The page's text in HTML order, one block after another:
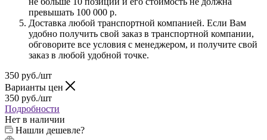
превышать 100 000 р.
Доставка любой транспортной компанией. Если Вам
удобно получить свой заказ в транспортной компании,
обговорите все условия с менеджером, и получите свой
заказ в любой удобной точке.
350 руб./шт
Варианты цен
350 руб./шт
Подробности
Нет в наличии
Нашли дешевле?